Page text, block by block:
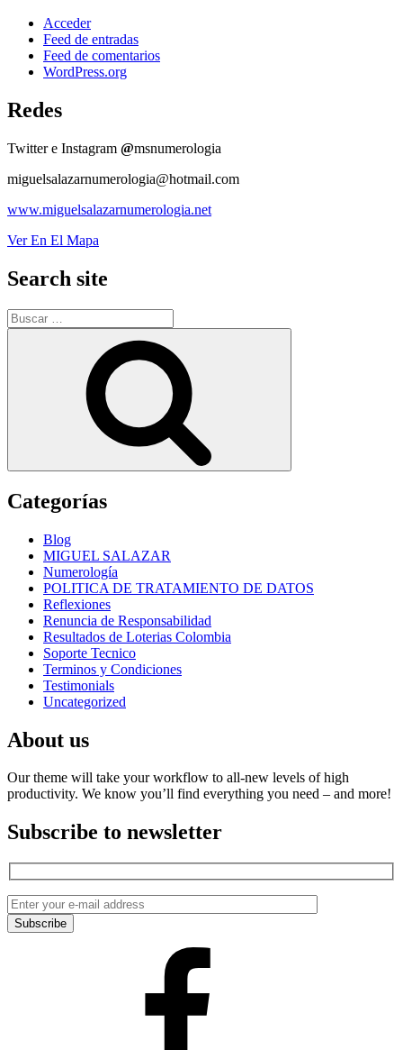
Acceder
Feed de entradas
Feed de comentarios
WordPress.org
Redes
Twitter e Instagram @msnumerologia
miguelsalazarnumerologia@hotmail.com
www.miguelsalazarnumerologia.net
Ver En El Mapa
Search site
Buscar
por:
Categorías
Blog
MIGUEL SALAZAR
Numerología
POLITICA DE TRATAMIENTO DE DATOS
Reflexiones
Renuncia de Responsabilidad
Resultados de Loterias Colombia
Soporte Tecnico
Terminos y Condiciones
Testimonials
Uncategorized
About us
Our theme will take your workflow to all-new levels of high
productivity. We know you’ll find everything you need – and more!
Subscribe to newsletter